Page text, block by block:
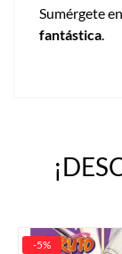
Sumérgete
fantástica.
-5%